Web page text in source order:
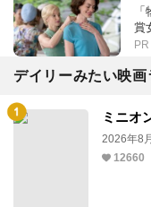
賞
PR
デイリーみたい映
ミニオ
2026年8
12660